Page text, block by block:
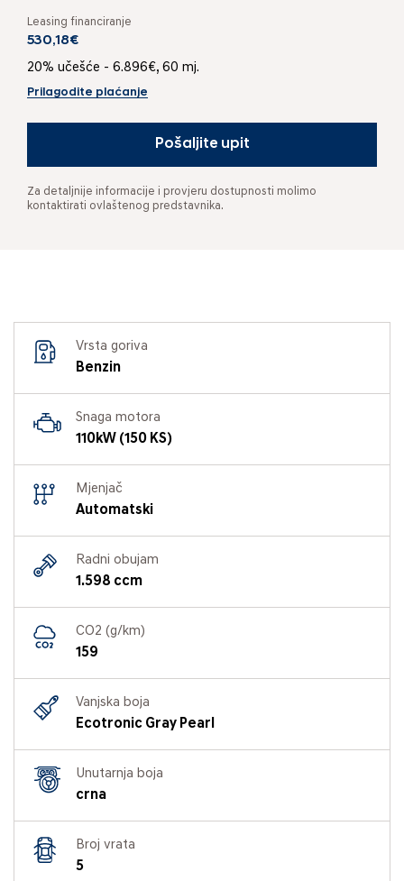
Leasing financiranje
530,18€
20% učešće - 6.896€, 60 mj.
Prilagodite plaćanje
Pošaljite upit
Za detaljnije informacije i provjeru dostupnosti molimo
kontaktirati ovlaštenog predstavnika.
Vrsta goriva
Benzin
Snaga motora
110kW (150 KS)
Mjenjač
Automatski
Radni obujam
1.598 ccm
CO2 (g/km)
159
Vanjska boja
Ecotronic Gray Pearl
Unutarnja boja
crna
Broj vrata
5